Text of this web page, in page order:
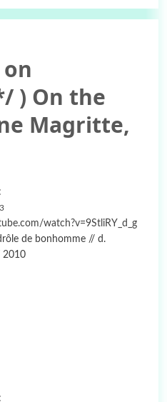
) On the
Magritte,
watch?v=9StliRY_d_g
de bonhomme // d.
2010